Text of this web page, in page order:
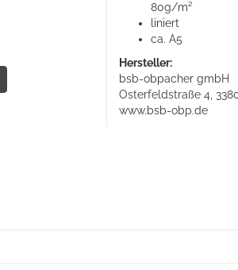
80g/m²
liniert
ca. A5
Hersteller:
bsb-obpacher gmbH
Osterfeldstraße 4,
www.bsb-obp.de